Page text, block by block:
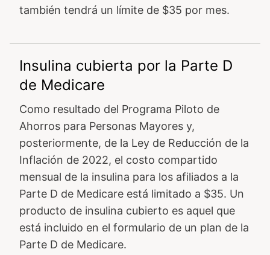
también tendrá un límite de $35 por mes.
Insulina cubierta por la Parte D
de Medicare
Como resultado del Programa Piloto de
Ahorros para Personas Mayores y,
posteriormente, de la Ley de Reducción de la
Inflación de 2022, el costo compartido
mensual de la insulina para los afiliados a la
Parte D de Medicare está limitado a $35. Un
producto de insulina cubierto es aquel que
está incluido en el formulario de un plan de la
Parte D de Medicare.